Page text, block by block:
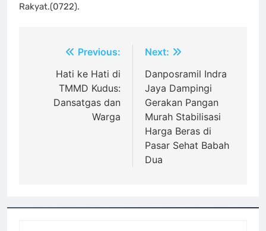
Rakyat.(0722).
NavigasiPrevious:
Hati ke Hati di
TMMD Kudus:
Dansatgas dan
Warga
Next:
Danposramil Indra
Jaya Dampingi
Gerakan Pangan
Murah Stabilisasi
Harga Beras di
Pasar Sehat Babah
Dua